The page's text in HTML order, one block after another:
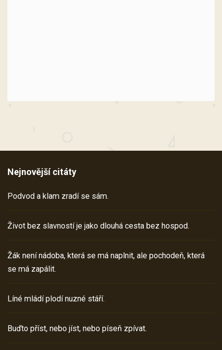
Nejnovější citáty
Podvod a klam zradí se sám.
Život bez slavností je jako dlouhá cesta bez hospod.
Žák není nádoba, která se má naplnit, ale pochodeň, která
se má zapálit.
Líné mládí plodí nuzné stáří.
Buďto příst, nebo jíst, nebo píseň zpívat.